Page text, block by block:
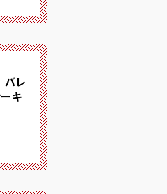
レ
キ